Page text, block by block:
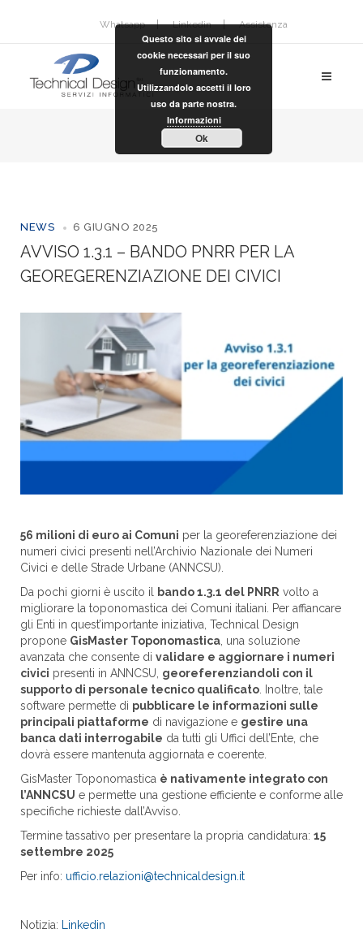
Whatsapp Linkedin Assistenza
NEWS 6 GIUGNO 2025
AVVISO 1.3.1 – BANDO PNRR PER LA
GEOREGERENZIAZIONE DEI CIVICI
56 milioni di euro ai Comuni per la georeferenziazione dei
numeri civici presenti nell’Archivio Nazionale dei Numeri
Civici e delle Strade Urbane (ANNCSU).
Da pochi giorni è uscito il bando 1.3.1 del PNRR volto a
migliorare la toponomastica dei Comuni italiani. Per affiancare
gli Enti in quest’importante iniziativa, Technical Design
propone GisMaster Toponomastica, una soluzione
avanzata che consente di validare e aggiornare i numeri
civici presenti in ANNCSU, georeferenziandoli con il
supporto di personale tecnico qualificato. Inoltre, tale
software permette di pubblicare le informazioni sulle
principali piattaforme di navigazione e gestire una
banca dati interrogabile da tutti gli Uffici dell’Ente, che
dovrà essere mantenuta aggiornata e coerente.
GisMaster Toponomastica è nativamente integrato con
l’ANNCSU e permette una gestione efficiente e conforme alle
specifiche richieste dall’Avviso.
Termine tassativo per presentare la propria candidatura: 15
settembre 2025
Per info: ufficio.relazioni@technicaldesign.it
Notizia: Linkedin
Questo sito si avvale dei
cookie necessari per il suo
funzionamento.
Utilizzandolo accetti il loro
uso da parte nostra.
Informazioni
Ok